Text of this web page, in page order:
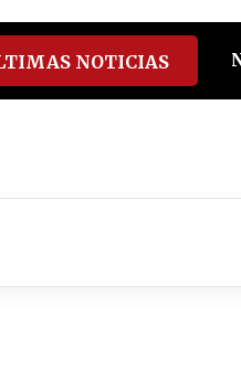
youtube
spotify
NOTICIAS